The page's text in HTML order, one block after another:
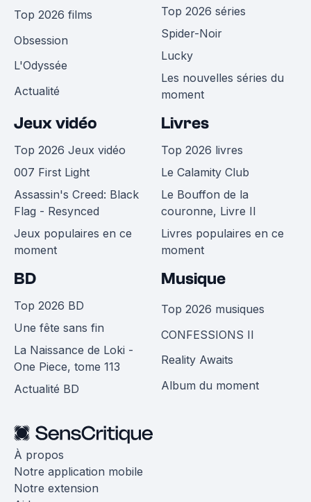
Top 2026 films
Obsession
L'Odyssée
Actualité
Top 2026 séries
Spider-Noir
Lucky
Les nouvelles séries du
moment
Jeux vidéo
Top 2026 Jeux vidéo
007 First Light
Assassin's Creed: Black
Flag - Resynced
Jeux populaires en ce
moment
Livres
Top 2026 livres
Le Calamity Club
Le Bouffon de la
couronne, Livre II
Livres populaires en ce
moment
BD
Top 2026 BD
Une fête sans fin
La Naissance de Loki -
One Piece, tome 113
Actualité BD
Musique
Top 2026 musiques
CONFESSIONS II
Reality Awaits
Album du moment
À propos
Notre application mobile
Notre extension